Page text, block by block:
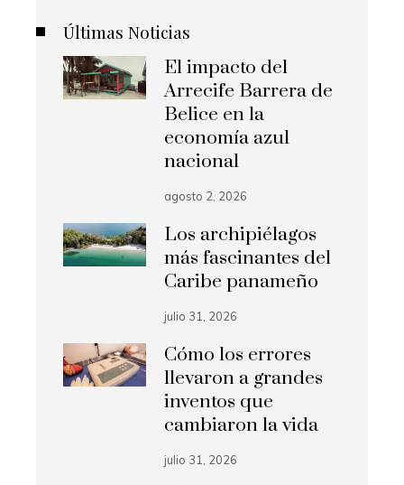
Últimas Noticias
El impacto del
Arrecife Barrera de
Belice en la
economía azul
nacional
agosto 2, 2026
Los archipiélagos
más fascinantes del
Caribe panameño
julio 31, 2026
Cómo los errores
llevaron a grandes
inventos que
cambiaron la vida
julio 31, 2026